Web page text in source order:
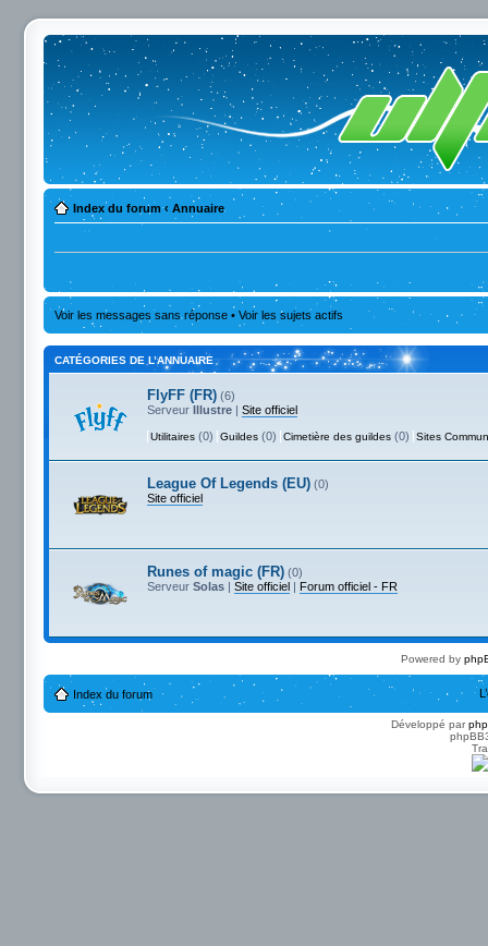
Index du forum ‹ Annuaire
Voir les messages sans réponse • Voir les sujets actifs
CATÉGORIES DE L’ANNUAIRE
FlyFF (FR) (6)
Serveur Illustre | Site officiel
Utilitaires (0) Guildes (0) Cimetière des guildes (0) Sites
League Of Legends (EU) (0)
Site officiel
Runes of magic (FR) (0)
Serveur Solas | Site officiel | Forum officiel - FR
Powered by
Index du forum
Développé par